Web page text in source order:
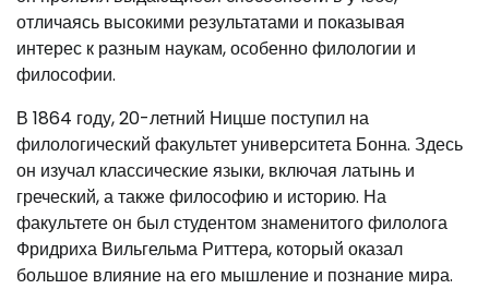
отличаясь высокими результатами и показывая
интерес к разным наукам, особенно филологии и
философии.
В 1864 году, 20-летний Ницше поступил на
филологический факультет университета Бонна. Здесь
он изучал классические языки, включая латынь и
греческий, а также философию и историю. На
факультете он был студентом знаменитого филолога
Фридриха Вильгельма Риттера, который оказал
большое влияние на его мышление и познание мира.